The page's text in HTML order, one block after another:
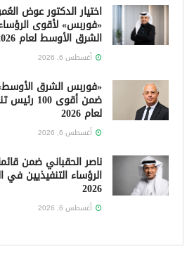
اختيار الدكتور عوض
«فوربس» لأقوى
الشرق الأوسط لعام 2026
أغسطس 6, 2026
«فوربس الشرق
ضمن أقوى
لعام 2026
أغسطس 6, 2026
ناصر الحقباني ضمن
الرؤساء التنفيذيين
2026
أغسطس 6, 2026